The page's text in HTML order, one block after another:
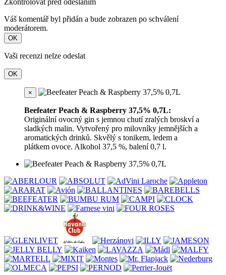
Váš komentář byl přidán a bude zobrazen po schválení
moderátorem.
OK
Vaši recenzi nelze odeslat
OK
×
Beefeater Peach & Raspberry 37,5% 0,7L:
Originální ovocný gin s jemnou chutí zralých broskví a
sladkých malin. Vytvořený pro milovníky jemnějších a
aromatických drinků. Skvělý s tonikem, ledem a
plátkem ovoce. Alkohol 37,5 %, balení 0,7 l.